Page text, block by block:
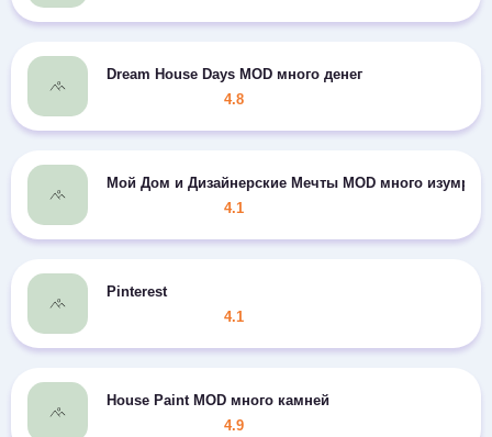
Dream House Days MOD много денег
4.8
Мой Дом и Дизайнерские Мечты MOD много
4.1
Pinterest
4.1
House Paint MOD много камней
4.9